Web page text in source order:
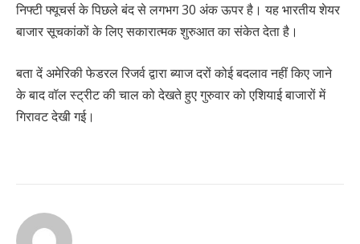
निफ्टी फ्यूचर्स के पिछले बंद से लगभग 30 अंक ऊपर है। यह भारतीय शेयर
बाजार सूचकांकों के लिए सकारात्मक शुरुआत का संकेत देता है।
बता दें अमेरिकी फेडरल रिजर्व द्वारा ब्याज दरों कोई बदलाव नहीं किए जाने
के बाद वॉल स्ट्रीट की चाल को देखते हुए गुरुवार को एशियाई बाजारों में
गिरावट देखी गई।